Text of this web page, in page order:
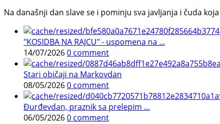
Na današnji dan slave se i pominju sva javljanja i čuda
"KOSIDBA NA RAJCU" - uspomena na ...
14/07/20260 comment
Stari običaji na Markovdan
08/05/20260 comment
Đurđevdan, praznik sa prelepim ...
06/05/20260 comment